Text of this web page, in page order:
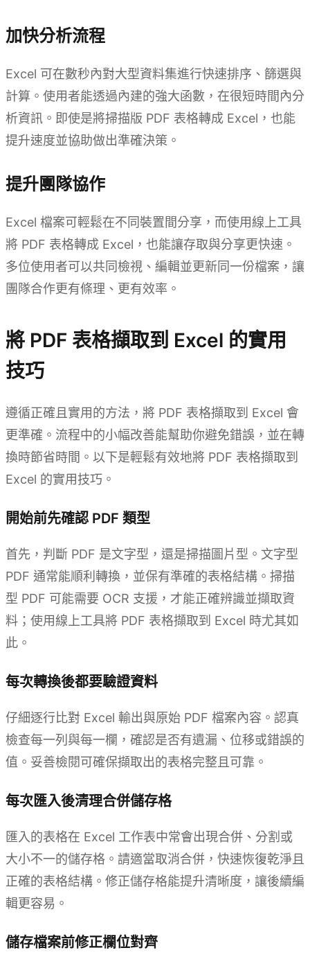
加快分析流程
Excel 可在數秒內對大型資料集進行快速排序、篩選與
計算。使用者能透過內建的強大函數，在很短時間內分
析資訊。即使是將掃描版 PDF 表格轉成 Excel，也能
提升速度並協助做出準確決策。
提升團隊協作
Excel 檔案可輕鬆在不同裝置間分享，而使用線上工具
將 PDF 表格轉成 Excel，也能讓存取與分享更快速。
多位使用者可以共同檢視、編輯並更新同一份檔案，讓
團隊合作更有條理、更有效率。
將 PDF 表格擷取到 Excel 的實用
技巧
遵循正確且實用的方法，將 PDF 表格擷取到 Excel 會
更準確。流程中的小幅改善能幫助你避免錯誤，並在轉
換時節省時間。以下是輕鬆有效地將 PDF 表格擷取到
Excel 的實用技巧。
開始前先確認 PDF 類型
首先，判斷 PDF 是文字型，還是掃描圖片型。文字型
PDF 通常能順利轉換，並保有準確的表格結構。掃描
型 PDF 可能需要 OCR 支援，才能正確辨識並擷取資
料；使用線上工具將 PDF 表格擷取到 Excel 時尤其如
此。
每次轉換後都要驗證資料
仔細逐行比對 Excel 輸出與原始 PDF 檔案內容。認真
檢查每一列與每一欄，確認是否有遺漏、位移或錯誤的
值。妥善檢閱可確保擷取出的表格完整且可靠。
每次匯入後清理合併儲存格
匯入的表格在 Excel 工作表中常會出現合併、分割或
大小不一的儲存格。請適當取消合併，快速恢復乾淨且
正確的表格結構。修正儲存格能提升清晰度，讓後續編
輯更容易。
儲存檔案前修正欄位對齊